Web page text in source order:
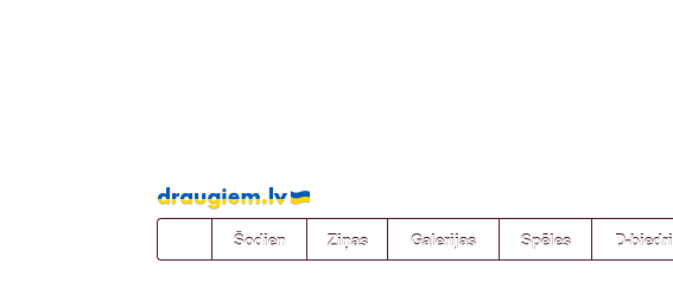
Pāriet
uz
saturu
Šodien Ziņas Galerijas Spēles D-biedri